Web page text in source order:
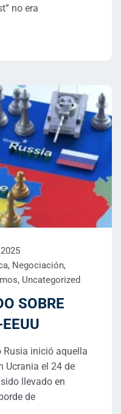
no era
, Negociación,
, Uncategorized
SOBRE
Rusia inició aquella
Ucrania el 24 de
llevado en
de